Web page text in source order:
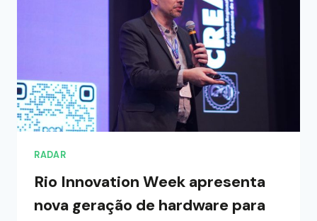
RADAR
Rio Innovation Week apresenta
nova geração de hardware para